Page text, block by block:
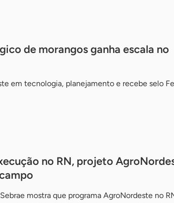
de morangos ganha escala no
em tecnologia, planejamento e recebe selo
no RN, projeto
mostra que programa AgroNordeste no